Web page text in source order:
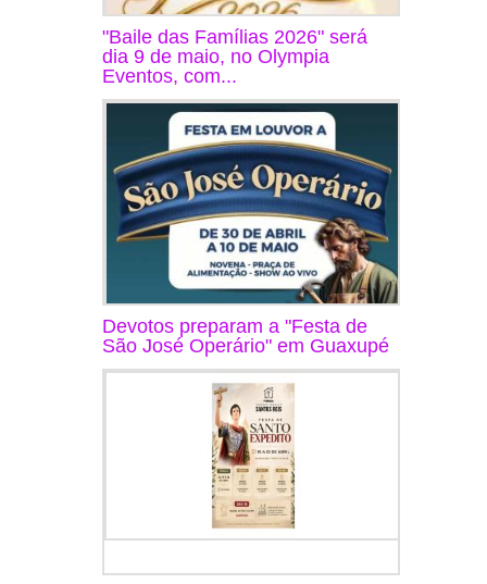
"Baile das Famílias 2026" será
dia 9 de maio, no Olympia
Eventos, com...
Devotos preparam a "Festa de
São José Operário" em Guaxupé